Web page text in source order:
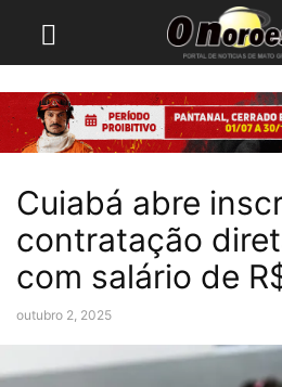
Cuiabá abre
contratação
com salário de
outubro 2, 2025